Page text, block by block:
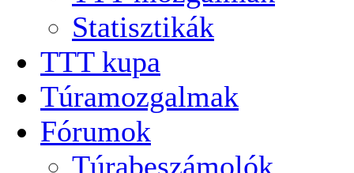
Statisztikák
TTT kupa
Túramozgalmak
Fórumok
Túrabeszámolók